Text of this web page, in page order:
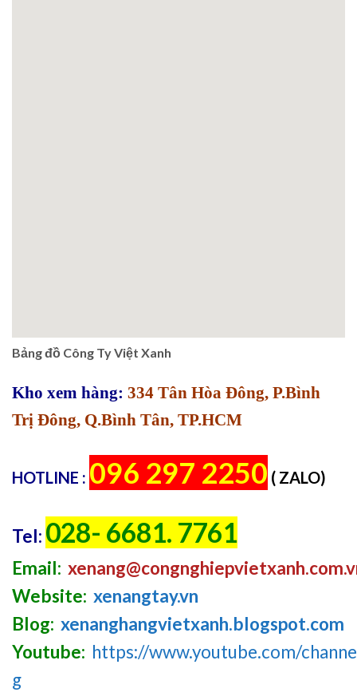
Bảng đồ Công Ty Việt Xanh
Kho xem hàng: 334 Tân Hòa Đông, P.Bình
Trị Đông, Q.Bình Tân, TP.HCM
HOTLINE : 096 297 2250 ( ZALO)
Tel: 028- 6681. 7761
Email:
Website: xenangtay.vn
Blog: xenanghangvietxanh.blogspot.com
Youtube: https://www.youtube.com/
g